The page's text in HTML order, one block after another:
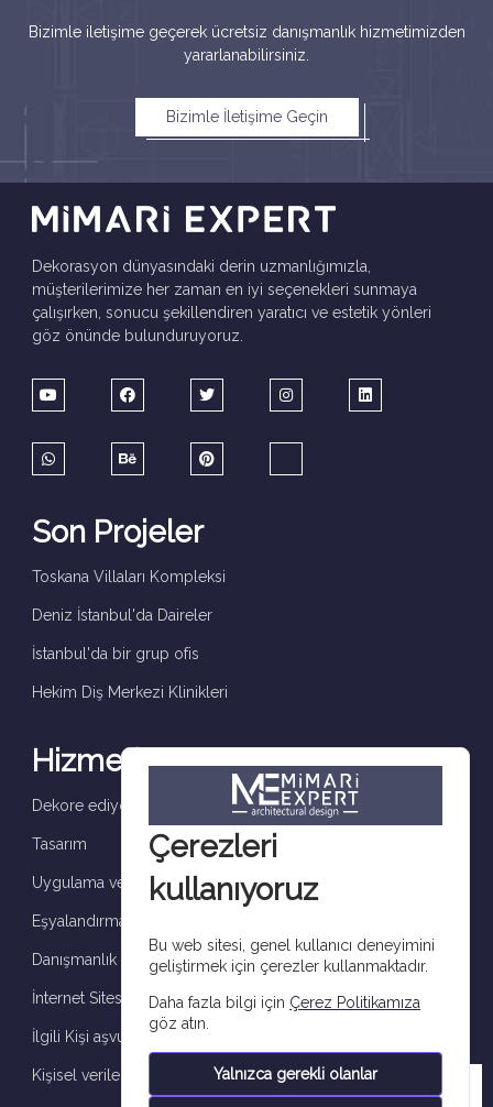
Bizimle iletişime geçerek ücretsiz danışmanlık hizmetimizden
yararlanabilirsiniz.
Bizimle İletişime Geçin
Dekorasyon dünyasındaki derin uzmanlığımızla,
müşterilerimize her zaman en iyi seçenekleri sunmaya
çalışırken, sonucu şekillendiren yaratıcı ve estetik yönleri
göz önünde bulunduruyoruz.
Son Projeler
Toskana Villaları Kompleksi
Deniz İstanbul'da Daireler
İstanbul'da bir grup ofis
Hekim Diş Merkezi Klinikleri
Hizmetler
Dekore ediyoruz ve tamamlıyoruz
Tasarım
Uygulama ve denetim
Eşyalandırma
Danışmanlık
İnternet Sitesi çerez aydınlatma metni
İlgili Kişi aşvuru formu
Kişisel verilerin işlenmesine
Çerezleri
kullanıyoruz
Bu web sitesi, genel kullanıcı deneyimini
geliştirmek için çerezler kullanmaktadır.
Daha fazla bilgi için Çerez Politikamıza
göz atın.
Yalnızca gerekli olanlar